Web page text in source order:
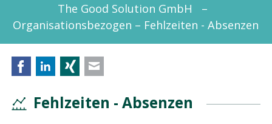
The Good Solution GmbH –
Organisationsbezogen – Fehlzeiten - Absenzen
FacebookLinkedIn Xing
Fehlzeiten - Absenzen